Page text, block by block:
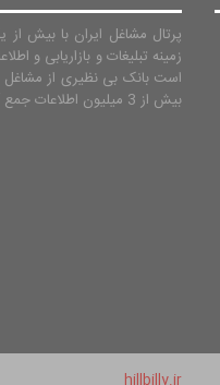
پرتال مشاغل ایران با بیش
زمینه تبلیغات و بازاریابی و
است بانک بی نظیری از
بیش از 3 میلیون اطلاعات جمع آوری نماید.